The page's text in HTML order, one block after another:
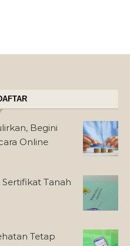
Begini
Online
Tanah
Tetap